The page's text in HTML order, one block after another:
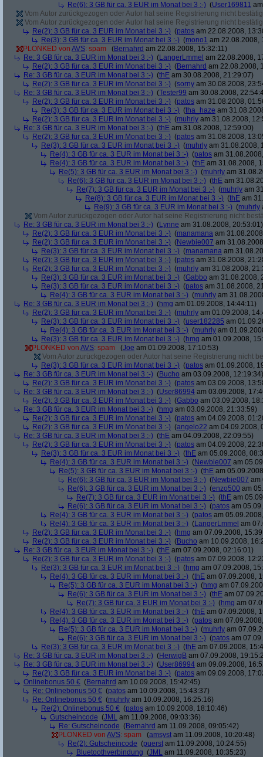
Re(6): 3 GB für ca. 3 EUR im Monat bei 3 :-) (User169811
Vom Autor zurückgezogen oder Autor hat seine Registrierung nicht
Vom Autor zurückgezogen oder Autor hat seine Registrierung nicht
Re(2): 3 GB für ca. 3 EUR im Monat bei 3 :-) (patos am 22.08.2008,
Re(3): 3 GB für ca. 3 EUR im Monat bei 3 :-) (mono1 am 22.08.2008,
PLONKED von AVS: spam (Bernahrd am 22.08.2008, 15:32:11)
Re: 3 GB für ca. 3 EUR im Monat bei 3 :-) (LangerLmmel am 22.08.2008,
Re(2): 3 GB für ca. 3 EUR im Monat bei 3 :-) (Bernahrd am 22.08.2008,
Re: 3 GB für ca. 3 EUR im Monat bei 3 :-) (thE am 30.08.2008, 21:29:07)
Re(2): 3 GB für ca. 3 EUR im Monat bei 3 :-) (sorny am 30.08.2008,
Re: 3 GB für ca. 3 EUR im Monat bei 3 :-) (Tester99 am 30.08.2008,
Re(2): 3 GB für ca. 3 EUR im Monat bei 3 :-) (patos am 31.08.2008,
Re(3): 3 GB für ca. 3 EUR im Monat bei 3 :-) (tha_haze am
Re(2): 3 GB für ca. 3 EUR im Monat bei 3 :-) (muhrly am 31.08.2008,
Re: 3 GB für ca. 3 EUR im Monat bei 3 :-) (thE am 31.08.2008, 12:59:00)
Re(2): 3 GB für ca. 3 EUR im Monat bei 3 :-) (patos am 31.08.2008,
Re(3): 3 GB für ca. 3 EUR im Monat bei 3 :-) (muhrly am 31.08.2008,
Re(4): 3 GB für ca. 3 EUR im Monat bei 3 :-) (patos am
Re(4): 3 GB für ca. 3 EUR im Monat bei 3 :-) (thE am 31.08.2008,
Re(5): 3 GB für ca. 3 EUR im Monat bei 3 :-) (muhrly am
Re(6): 3 GB für ca. 3 EUR im Monat bei 3 :-) (thE am
Re(7): 3 GB für ca. 3 EUR im Monat bei 3 :-) (muhrly am
Re(8): 3 GB für ca. 3 EUR im Monat bei 3 :-) (thE am
Re(9): 3 GB für ca. 3 EUR im Monat bei 3 :-) (muhrly
Vom Autor zurückgezogen oder Autor hat seine Registrierung nicht
Re: 3 GB für ca. 3 EUR im Monat bei 3 :-) (Lynne am 31.08.2008, 20:53:01)
Re(2): 3 GB für ca. 3 EUR im Monat bei 3 :-) (manamana am
Re(2): 3 GB für ca. 3 EUR im Monat bei 3 :-) (Newbie007 am
Re(3): 3 GB für ca. 3 EUR im Monat bei 3 :-) (manamana am
Re(2): 3 GB für ca. 3 EUR im Monat bei 3 :-) (patos am 31.08.2008,
Re(2): 3 GB für ca. 3 EUR im Monat bei 3 :-) (muhrly am 31.08.2008,
Re(3): 3 GB für ca. 3 EUR im Monat bei 3 :-) (Gabbo am 31.08.2008,
Re(3): 3 GB für ca. 3 EUR im Monat bei 3 :-) (patos am 31.08.2008,
Re(4): 3 GB für ca. 3 EUR im Monat bei 3 :-) (muhrly am
Re: 3 GB für ca. 3 EUR im Monat bei 3 :-) (hmg am 01.09.2008, 14:44:11)
Re(2): 3 GB für ca. 3 EUR im Monat bei 3 :-) (muhrly am 01.09.2008,
Re(3): 3 GB für ca. 3 EUR im Monat bei 3 :-) (user182285 am
Re(4): 3 GB für ca. 3 EUR im Monat bei 3 :-) (muhrly am
Re(3): 3 GB für ca. 3 EUR im Monat bei 3 :-) (hmg am 01.09.2008,
PLONKED von AVS: spam (Joe am 01.09.2008, 17:10:53)
Vom Autor zurückgezogen oder Autor hat seine Registrierung nicht
Re(3): 3 GB für ca. 3 EUR im Monat bei 3 :-) (patos am 01.09.2008,
Re: 3 GB für ca. 3 EUR im Monat bei 3 :-) (Bucho am 03.09.2008, 12:19:34)
Re(2): 3 GB für ca. 3 EUR im Monat bei 3 :-) (patos am 03.09.2008,
Re: 3 GB für ca. 3 EUR im Monat bei 3 :-) (User86994 am 03.09.2008,
Re(2): 3 GB für ca. 3 EUR im Monat bei 3 :-) (Gabbo am 03.09.2008,
Re: 3 GB für ca. 3 EUR im Monat bei 3 :-) (hmg am 03.09.2008, 21:33:59)
Re(2): 3 GB für ca. 3 EUR im Monat bei 3 :-) (patos am 04.09.2008,
Re(2): 3 GB für ca. 3 EUR im Monat bei 3 :-) (angelo22 am 04.09.2008,
Re: 3 GB für ca. 3 EUR im Monat bei 3 :-) (thE am 04.09.2008, 22:09:55)
Re(2): 3 GB für ca. 3 EUR im Monat bei 3 :-) (patos am 04.09.2008,
Re(3): 3 GB für ca. 3 EUR im Monat bei 3 :-) (thE am 05.09.2008,
Re(4): 3 GB für ca. 3 EUR im Monat bei 3 :-) (Newbie007 am
Re(5): 3 GB für ca. 3 EUR im Monat bei 3 :-) (thE am
Re(6): 3 GB für ca. 3 EUR im Monat bei 3 :-) (Newbie007 am
Re(6): 3 GB für ca. 3 EUR im Monat bei 3 :-) (enzo500 am
Re(7): 3 GB für ca. 3 EUR im Monat bei 3 :-) (thE am
Re(6): 3 GB für ca. 3 EUR im Monat bei 3 :-) (patos am
Re(4): 3 GB für ca. 3 EUR im Monat bei 3 :-) (patos am
Re(4): 3 GB für ca. 3 EUR im Monat bei 3 :-) (LangerLmmel am
Re(2): 3 GB für ca. 3 EUR im Monat bei 3 :-) (hmg am 07.09.2008,
Re(2): 3 GB für ca. 3 EUR im Monat bei 3 :-) (Bucho am 10.09.2008,
Re: 3 GB für ca. 3 EUR im Monat bei 3 :-) (thE am 07.09.2008, 02:16:01)
Re(2): 3 GB für ca. 3 EUR im Monat bei 3 :-) (patos am 07.09.2008,
Re(3): 3 GB für ca. 3 EUR im Monat bei 3 :-) (hmg am 07.09.2008,
Re(4): 3 GB für ca. 3 EUR im Monat bei 3 :-) (thE am 07.09.2008,
Re(5): 3 GB für ca. 3 EUR im Monat bei 3 :-) (hmg am
Re(6): 3 GB für ca. 3 EUR im Monat bei 3 :-) (thE am
Re(7): 3 GB für ca. 3 EUR im Monat bei 3 :-) (hmg am
Re(4): 3 GB für ca. 3 EUR im Monat bei 3 :-) (thE am 07.09.2008,
Re(4): 3 GB für ca. 3 EUR im Monat bei 3 :-) (patos am
Re(5): 3 GB für ca. 3 EUR im Monat bei 3 :-) (muhrly am
Re(6): 3 GB für ca. 3 EUR im Monat bei 3 :-) (patos am
Re(3): 3 GB für ca. 3 EUR im Monat bei 3 :-) (thE am 07.09.2008,
Re: 3 GB für ca. 3 EUR im Monat bei 3 :-) (HerwigB am 07.09.2008,
Re: 3 GB für ca. 3 EUR im Monat bei 3 :-) (User86994 am 09.09.2008,
Re(2): 3 GB für ca. 3 EUR im Monat bei 3 :-) (patos am 09.09.2008,
Onlinebonus 50 € (Bernahrd am 10.09.2008, 15:42:45)
Re: Onlinebonus 50 € (patos am 10.09.2008, 15:43:37)
Re: Onlinebonus 50 € (muhrly am 10.09.2008, 16:25:16)
Re(2): Onlinebonus 50 € (patos am 10.09.2008, 18:10:46)
Gutscheincode (JML am 11.09.2008, 09:03:36)
Re: Gutscheincode (Bernahrd am 11.09.2008, 09:05:42)
PLONKED von AVS: spam (amsyst am 11.09.2008, 10:20:48)
Re(2): Gutscheincode (puerst am 11.09.2008, 10:24:55)
Bluetoothverbindung (JML am 11.09.2008, 10:35:23)